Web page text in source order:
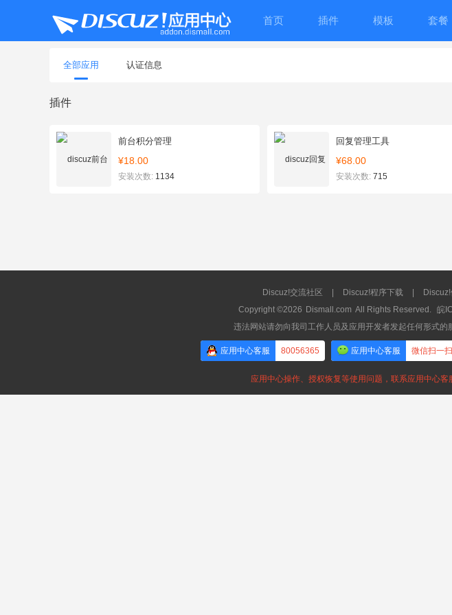
首页 插件 模板 套餐
全部应用 认证信息
插件
前台积分管理
¥18.00
安装次数: 1134
回复管理工具
¥68.00
安装次数: 715
Discuz!交流社区 Discuz!程序下载
Copyright ©2026 Dismall.com All Rights Reserved. 皖
违法网站请勿向我司工作人员及应用开发者发起任何形式
应用中心客服 80056365 应用中心客服 微信扫一扫
应用中心操作、授权恢复等使用问题，联系应用中心客